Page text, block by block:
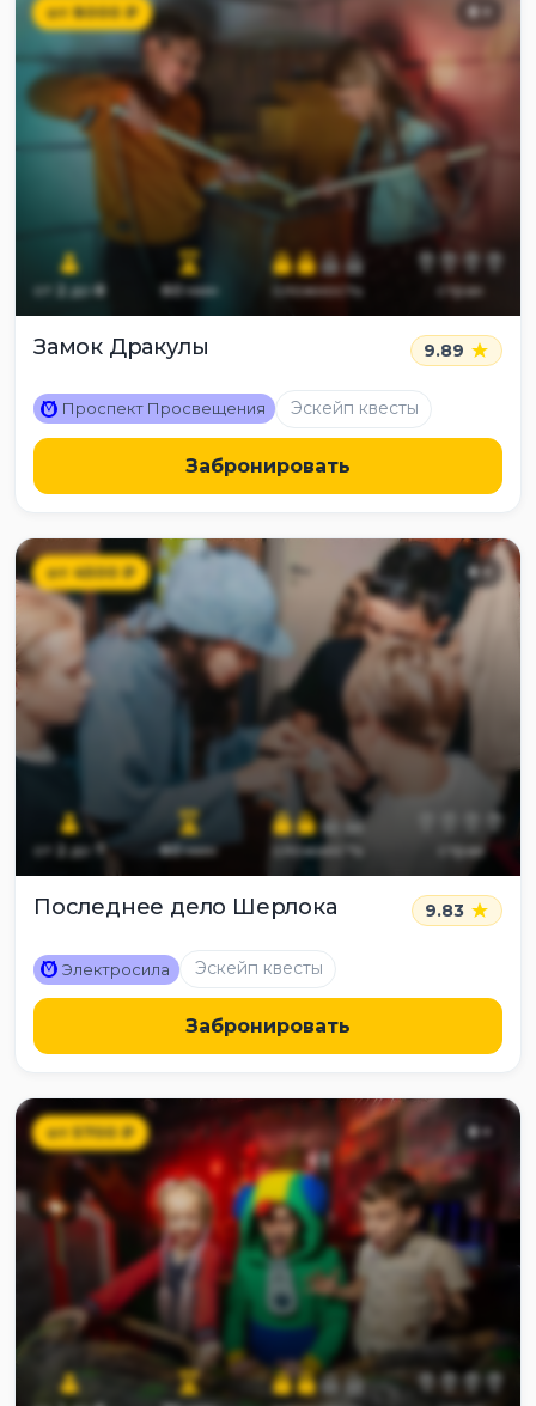
от8000₽ 8+
от 2до8 60мин сложность страх
Замок Дракулы 9.89
M Проспект Просвещения Эскейп квесты
Забронировать
от4500₽ 8+
от 2до 60 мин сложность страх
Последнее дело Шерлока 9.83
M Электросила Эскейп квесты
Забронировать
от5700₽ 8+